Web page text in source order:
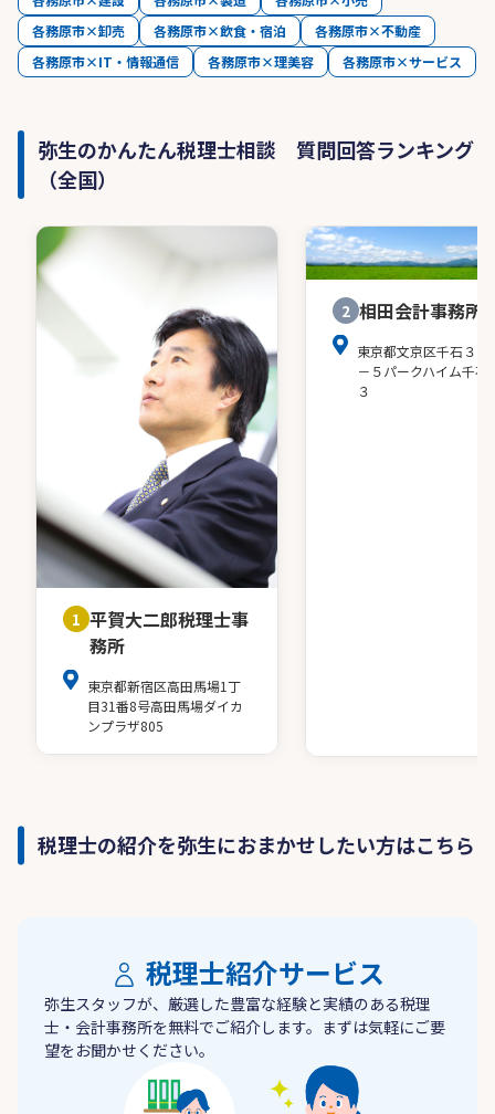
各務原市×卸売
各務原市×飲食・宿泊
各務原市×不動産
各務原市×IT・情報通信
各務原市×理美容 各務原市×サービス
弥生のかんたん税理士相談 質問回答ランキング
（全国）
1 平賀大二郎税理士事
務所
東京都新宿区高田馬場1丁
目31番8号高田馬場ダイカ
ンプラザ805
2 相田会計事務所
東京都文京区千石３－
－５パークハイム千石
３
税理士の紹介を弥生におまかせしたい方はこちら
税理士紹介サービス
弥生スタッフが、厳選した豊富な経験と実績のある税理
士・会計事務所を無料でご紹介します。まずは気軽にご要
望をお聞かせください。